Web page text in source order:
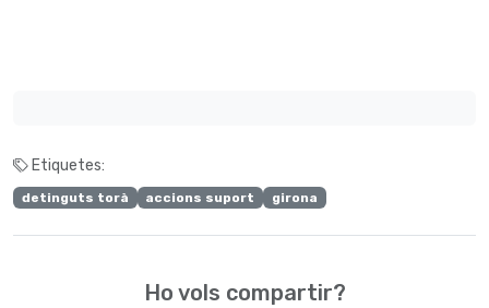
Etiquetes:
detinguts torà accions suport girona
Ho vols compartir?